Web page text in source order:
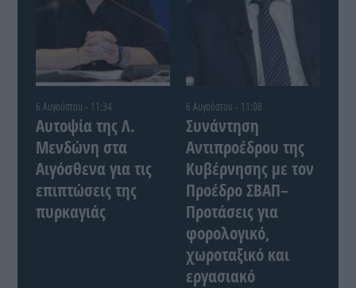
6 Αυγούστου - 11:34
Αυτοψία της Λ.
Μενδώνη στα
Αιγόσθενα για τις
επιπτώσεις της
πυρκαγιάς
6 Αυγούστου - 11:08
Συνάντηση
Αντιπροέδρου της
Κυβέρνησης με τον
Προέδρο ΣΒΑΠ–
Προτάσεις για
φορολογικό,
χωροταξικό και
εργασιακό